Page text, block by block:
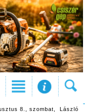
8., szombat, László